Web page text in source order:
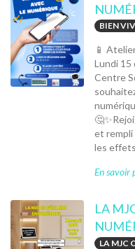
BIEN
📱
Lundi 15
Centre
et
les effets
En savoir
LA
LA MJC